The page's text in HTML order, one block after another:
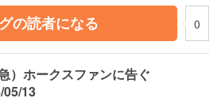
の読者になる
0
急）ホークスファンに告ぐ
05/13